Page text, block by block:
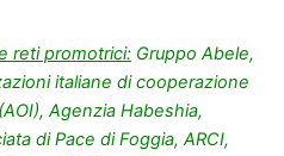
reti promotrici: Gruppo Abele,
italiane di cooperazione
Agenzia Habeshia,
di Pace di Foggia, ARCI,